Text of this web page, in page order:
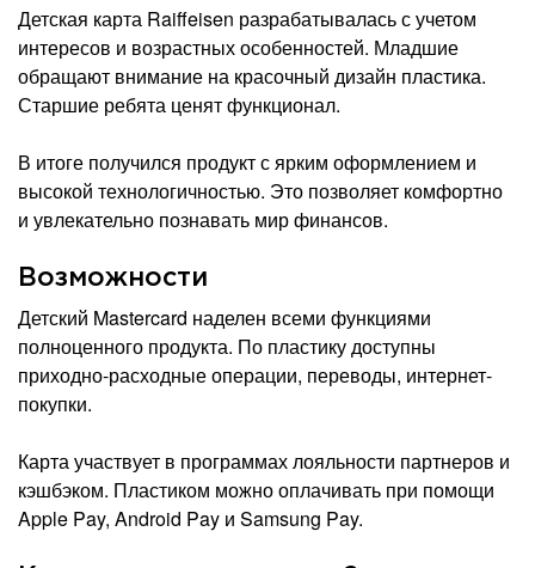
Детская карта Raiffeisen разрабатывалась с учетом
интересов и возрастных особенностей. Младшие
обращают внимание на красочный дизайн пластика.
Старшие ребята ценят функционал.
В итоге получился продукт с ярким оформлением и
высокой технологичностью. Это позволяет комфортно
и увлекательно познавать мир финансов.
Возможности
Детский Mastercard наделен всеми функциями
полноценного продукта. По пластику доступны
приходно-расходные операции, переводы, интернет-
покупки.
Карта участвует в программах лояльности партнеров и
кэшбэком. Пластиком можно оплачивать при помощи
Apple Pay, Android Pay и Samsung Pay.